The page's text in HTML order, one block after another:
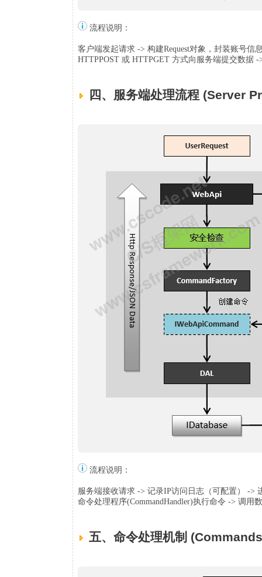
流程说明：
客户端发起请求 -> 构建Request对象，封装账号
HTTPPOST 或 HTTPGET 方式向服务端提交数据
四、服务端处理流程 (Server
流程说明：
服务端接收请求 -> 记录IP访问日志（可配置） ->
命令处理程序(CommandHandler)执行命令 -> 调用
五、命令处理机制